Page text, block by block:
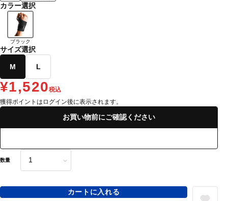
カラー選択
ブラック
サイズ選択
M L
¥1,520税込
獲得ポイントはログイン後に表示されます。
お買い物前にご確認ください
数量
カートに入れる